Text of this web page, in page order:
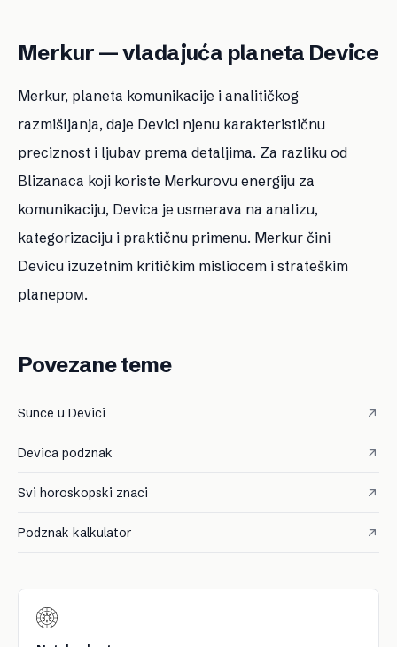
Merkur — vladajuća planeta Device
Merkur, planeta komunikacije i analitičkog
razmišljanja, daje Devici njenu karakterističnu
preciznost i ljubav prema detaljima. Za razliku od
Blizanaca koji koriste Merkurovu energiju za
komunikaciju, Devica je usmerava na analizu,
kategorizaciju i praktičnu primenu. Merkur čini
Devicu izuzetnim kritičkim misliocem i strateškim
planером.
Povezane teme
Sunce u Devici
Devica podznak
Svi horoskopski znaci
Podznak kalkulator